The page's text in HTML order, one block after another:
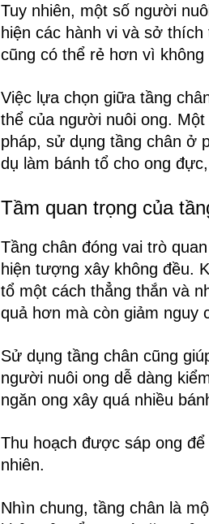
Tuy nhiên, một số người
hiện các hành vi và sở
cũng có thể rẻ hơn vì
Việc lựa chọn giữa tầng
thể của người nuôi ong.
pháp, sử dụng tầng chân ở
dụ làm bánh tổ cho ong
Tầm quan trọng của
Tầng chân đóng vai trò
hiện tượng xây không đều.
tổ một cách thẳng thắn và
quả hơn mà còn giảm nguy
Sử dụng tầng chân cũng
người nuôi ong dễ dàng
ngăn ong xây quá nhiều
Thu hoạch được sáp ong
nhiên.
Nhìn chung, tầng chân là